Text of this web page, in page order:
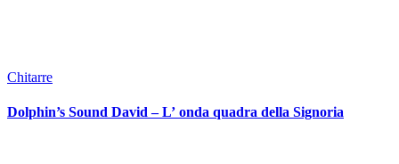
Chitarre
Dolphin’s Sound David – L’ onda quadra della Signoria